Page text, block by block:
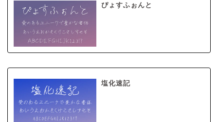
ぴょすふぉんと
塩化速記